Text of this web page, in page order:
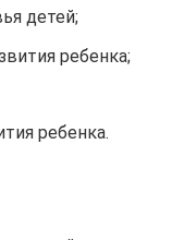
детей;
ребенка;
ребенка.